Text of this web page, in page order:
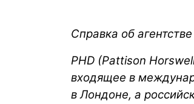
Справка об
РHD (Pattison
входящее в
в Лондоне, а